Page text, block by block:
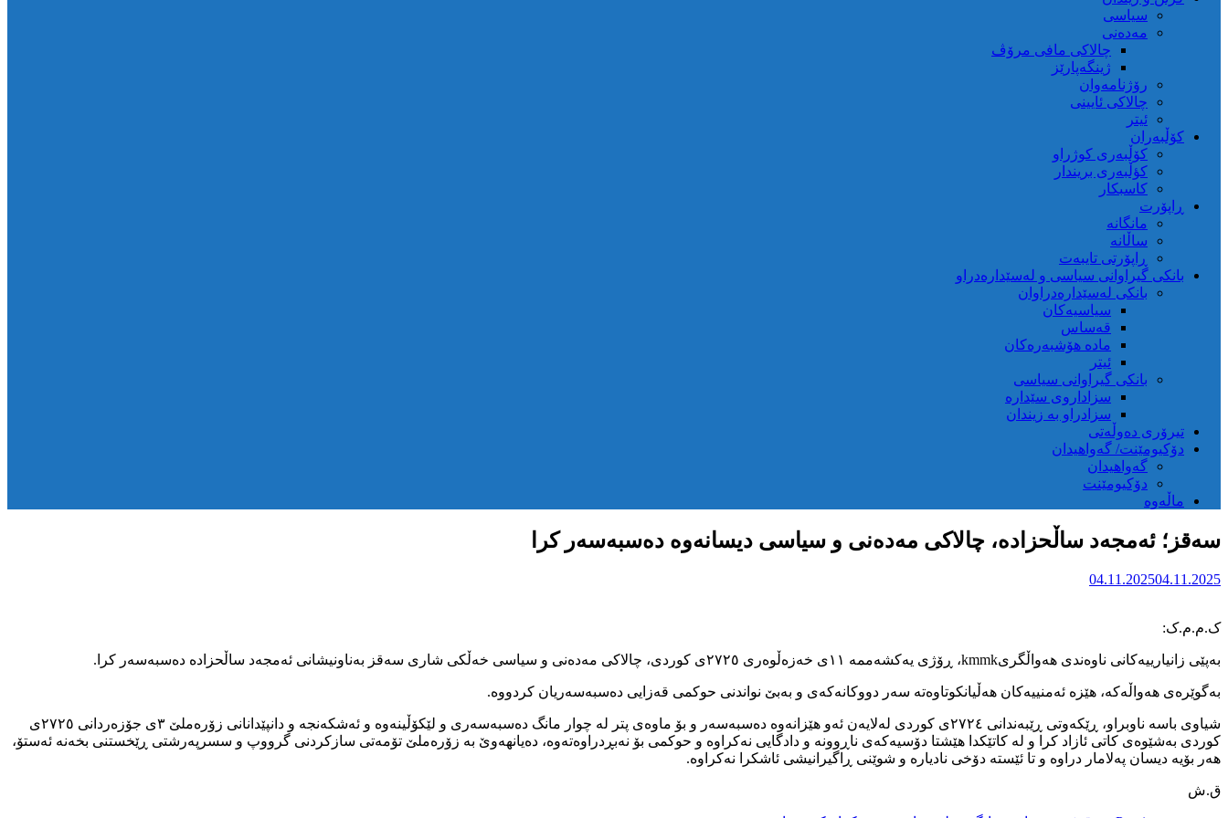
سیاسی
مەدەنی
چالاکی مافی مرۆڤ
ژینگەپارێز
رۆژنامەوان
چالاکی ئایینی
ئیتر
کۆڵبەران
کۆڵبەری کوژراو
کؤڵبەری بریندار
کاسبکار
ڕاپۆرت
مانگانە
ساڵانە
ڕاپۆرتی تایبەت
بانکی گیراوانی سیاسی و لەسێدارەدراو
بانکی لەسێدارەدراوان
سیاسیەکان
قەساس
مادە هۆشبەرەکان
ئیتر
بانکی گیراوانی سیاسی
سزاداروی سێدارە
سزادراو بە زیندان
تیرۆری دەوڵەتی
دۆکیومێنت/ گەواهیدان
گەواهیدان
دۆکیومێنت
ماڵەوە
سەقز؛ ئەمجەد ساڵحزادە، چالاکی مەدەنی و سیاسی دیسانەوە دەسبەسەر کرا
04.11.202504.11.2025
ک.م.م.ک:
بەپێی زانیارییەکانی ناوەندی هەواڵگریkmmk، ڕۆژی یەکشەممە ١١ی خەزەڵوەری ٢٧٢٥ی کوردی، چالاکی مەدەنی و سیاسی خەڵکی شاری سەقز بەناونیشانی ئەمجەد ساڵحزادە دەسبەسەر کرا.
بەگوێرەی هەواڵەکە، هێزە ئەمنییەکان هەڵیانکوتاوەتە سەر دووکانەکەی و بەبێ نواندنی حوکمی قەزایی دەسبەسەریان کردووە.
شیاوی باسە ناوبراو، ڕێکەوتی ڕێبەندانی ٢٧٢٤ی کوردی لەلایەن ئەو هێزانەوە دەسبەسەر و بۆ ماوەی پتر لە چوار مانگ دەسبەسەری و لێکۆڵینەوە و ئەشکەنجە و دانپێدانانی زۆرەملێ ٣ی جۆزەردانی ٢٧٢٥ی
کوردی بەشێوەی کاتی ئازاد کرا و لە کاتێکدا هێشتا دۆسیەکەی ناڕوونە و دادگایی نەکراوە و حوکمی بۆ نەبڕدراوەتەوە، دەیانهەوێ بە زۆرەملێ تۆمەتی سازکردنی گرووپ و سسرپەرشتی ڕێخستنی بخەنە ئەستۆ،
هەر بۆیە دیسان پەلامار دراوە و تا ئێستە دۆخی نادیارە و شوێنی ڕاگیرانیشی ئاشکرا نەکراوە.
ق.ش